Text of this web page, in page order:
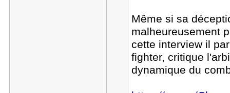
Même si sa
malheureusement
cette interview il
fighter, critique
dynamique du